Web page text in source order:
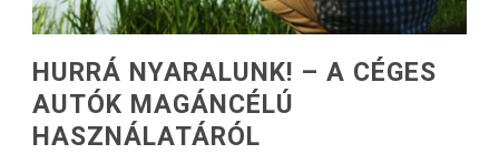
HURRÁ NYARALUNK! – A CÉGES
AUTÓK MAGÁNCÉLÚ
HASZNÁLATÁRÓL